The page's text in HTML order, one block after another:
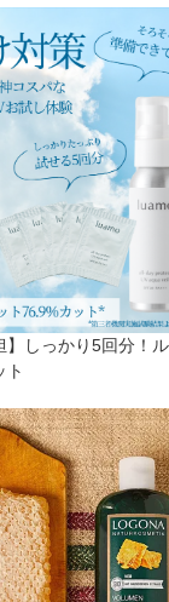
】しっかり5回分！
ト